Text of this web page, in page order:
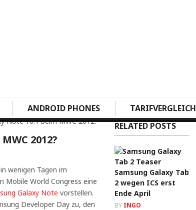
ANDROID PHONES TARIFVERGLEICH
Note 10.1 beim MWC 2012?
2012?
wenigen Tagen im
Mobile World Congress eine
Galaxy Note vorstellen.
Developer Day zu, den
RELATED POSTS
Samsung Galaxy Tab
2 wegen ICS erst
Ende April
BY INGO